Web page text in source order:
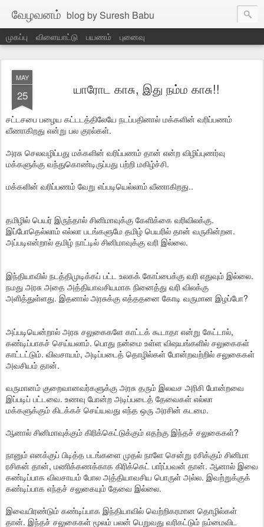
வேழவனம் blog by Suresh Babu
முகப்பு விளையாட்டு பயணம் புனைவு
MAY
25 யாரோட காசு, இது நம்ம காசு!!
சட்டசபை பழைய கட்டடத்திலேயே நடப்பதினால் மக்களின் வரிப்பணம்
வீணாகிறது என்று பல குரல்கள்.
அரசு செலவழிப்பது மக்களின் வரிப்பணம் தான் என்ற விழிப்புணர்வு
மக்களுக்கு வந்துகொண்டிருப்பது பற்றி மகிழ்ச்சி.
மக்களின் வரிப்பணம் வேறு எப்படியெல்லாம் வீணாகிறது..
தமிழில் பெயர் இருந்தால் சினிமாவுக்கு கேளிக்கை வரிவிலக்கு.
இப்போதெல்லாம் எல்லா படங்களுமே தமிழ் பெயரில் தான் வருகின்றன.
அப்படிஎன்றால் தமிழ் நாட்டில் சினிமாவுக்கு வரி இல்லை.
இந்தியாவில் நடத்திமுடிக்கப் பட்ட உலகக் கோப்பைக்கு வரி எதுவும் இல்லை.
நமது அரசு அதை அத்தியாவசியமாக நினைத்து வரி விலக்கு
அளித்துள்ளது. இதனால் அரசுக்கு எத்ததனை கோடி வருமான இழப்போ?
அப்படியென்றால் அரசு சலுகைகளே காட்டக் கூடாதா என்று கேட்டால்,
கண்டிப்பாகச் செய்யலாம். பொது நன்மை உள்ள விஷயங்களில் சலுகைகள்
காட்டட்டும். விவசாயம், அடிப்படைத் தொழில்கள் போன்றவற்றில் சலுகைகள்
அவசியம் தான்.
வருமானம் குறைவானவர்களுக்கு அரசு தரும் இலவச அரிசி போன்றவை
இப்படிப் பட்டவை. உணவு போன்ற அடிப்படைத் தேவைகள் எல்லா
மக்களுக்கும் கிடக்கச் செய்யவது எந்த ஒரு அரசின் கடமை.
ஆனால் சினிமாவுக்கும் கிரிக்கெட்டுக்கும் எதற்கு இந்தச் சலுகைகள்?
நானும் எனக்குப் பிடித்த படங்களை முதல் நாளே சென்று ரசிக்கும் சினிமா
ரசிகன் தான், மணிக்கணக்காக கிரிக்கெட் பார்ப்பவன் தான். ஆனால் இவை
கண்டிப்பாக விவசாயம் போல அத்தியாவசிய பொருள் அல்ல. இவற்றுக்குக்
கண்டிப்பாக எந்தச் சலுகையும் தேவை இல்லை.
இவையிரண்டும் கண்டிப்பாக இந்தியாவில் வெற்றிகரமான தொழில்கள்
தான். இந்தச் சலுகைகள் மூலம் பலன் பெறுவது வரிகட்டும் நம்மைவிட